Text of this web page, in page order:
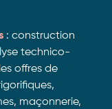
: construction
technico-
offres de
maçonnerie,